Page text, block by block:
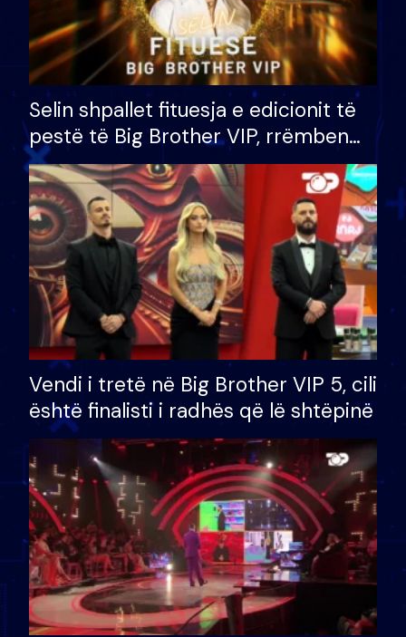
Selin shpallet fituesja e edicionit të
pestë të Big Brother VIP, rrëmben
çmimin e madh prej 100 mijë eurosh
Vendi i tretë në Big Brother VIP 5, cili
është finalisti i radhës që lë shtëpinë